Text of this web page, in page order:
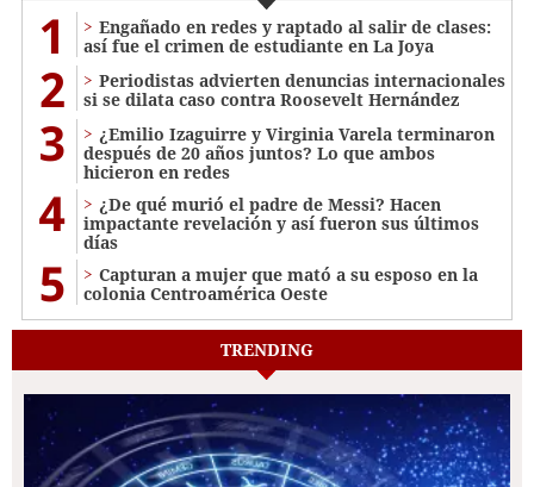
1
Engañado en redes y raptado al salir de clases:
así fue el crimen de estudiante en La Joya
2
Periodistas advierten denuncias internacionales
si se dilata caso contra Roosevelt Hernández
3
¿Emilio Izaguirre y Virginia Varela terminaron
después de 20 años juntos? Lo que ambos
hicieron en redes
4
¿De qué murió el padre de Messi? Hacen
impactante revelación y así fueron sus últimos
días
5
Capturan a mujer que mató a su esposo en la
colonia Centroamérica Oeste
TRENDING